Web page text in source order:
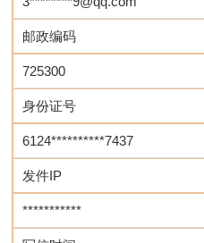
邮政编码
725300
身份证号
6124**********7437
发件IP
***********